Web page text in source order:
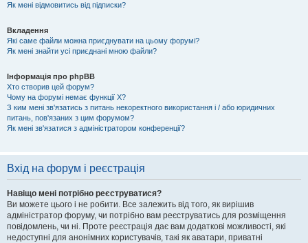
Як мені відмовитись від підписки?
Вкладення
Які саме файли можна приєднувати на цьому форумі?
Як мені знайти усі приєднані мною файли?
Інформація про phpBB
Хто створив цей форум?
Чому на форумі немає функції X?
З ким мені зв'язатись з питань некоректного використання і / або юридичних
питань, пов'язаних з цим форумом?
Як мені зв'язатися з адміністратором конференції?
Вхід на форум і реєстрація
Навіщо мені потрібно реєструватися?
Ви можете цього і не робити. Все залежить від того, як вирішив
адміністратор форуму, чи потрібно вам реєструватись для розміщення
повідомлень, чи ні. Проте реєстрація дає вам додаткові можливості, які
недоступні для анонімних користувачів, такі як аватари, приватні